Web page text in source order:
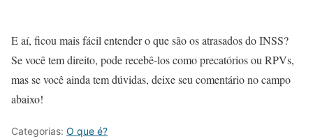
E aí, ficou mais fácil entender o que são os atrasados do INSS?
Se você tem direito, pode recebê-los como precatórios ou RPVs,
mas se você ainda tem dúvidas, deixe seu comentário no campo
abaixo!
Categorias: O que é?